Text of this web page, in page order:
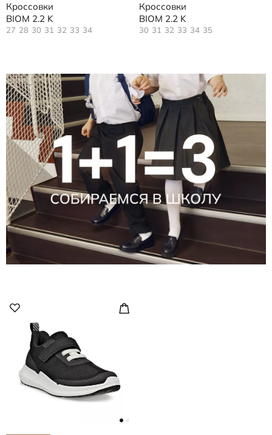
Кроссовки
BIOM 2.2 K
27 28 30 31 32 33 34
Кроссовки
BIOM 2.2 K
30 31 32 33 34 35